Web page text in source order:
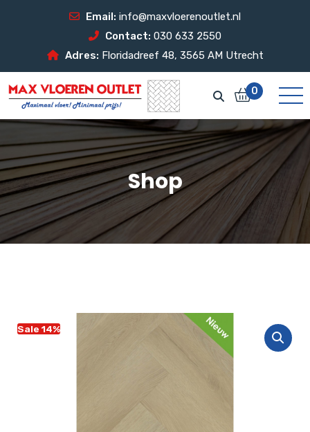
Email: info@maxvloerenoutlet.nl
Contact: 030 633 2550
Adres: Floridadreef 48, 3565 AM Utrecht
0
Shop
Sale 14%